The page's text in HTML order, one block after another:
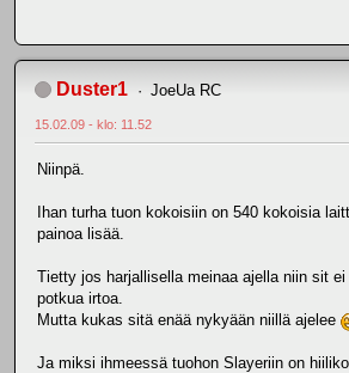
Duster1 JoeUa RC
15.02.09 - klo: 11.52
Niinpä.
Ihan turha tuon kokoisiin on 540 kokoisia
painoa lisää.
Tietty jos harjallisella meinaa ajella niin sit
potkua irtoa.
Mutta kukas sitä enää nykyään niillä ajelee
Ja miksi ihmeessä tuohon Slayeriin on